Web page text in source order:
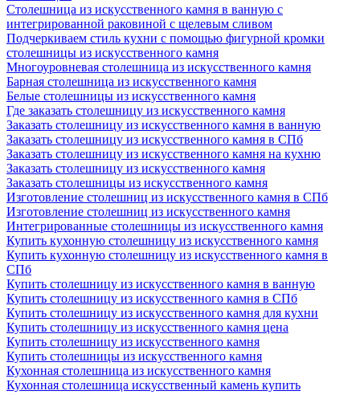
Столешница из искусственного камня в ванную с
интегрированной раковиной с щелевым сливом
Подчеркиваем стиль кухни с помощью фигурной кромки
столешницы из искусственного камня
Многоуровневая столешница из искусственного камня
Барная столешница из искусственного камня
Белые столешницы из искусственного камня
Где заказать столешницу из искусственного камня
Заказать столешницу из искусственного камня в ванную
Заказать столешницу из искусственного камня в СПб
Заказать столешницу из искусственного камня на кухню
Заказать столешницу из искусственного камня
Заказать столешницы из искусственного камня
Изготовление столешниц из искусственного камня в СПб
Изготовление столешниц из искусственного камня
Интегрированные столешницы из искусственного камня
Купить кухонную столешницу из искусственного камня
Купить кухонную столешницу из искусственного камня в
СПб
Купить столешницу из искусственного камня в ванную
Купить столешницу из искусственного камня в СПб
Купить столешницу из искусственного камня для кухни
Купить столешницу из искусственного камня цена
Купить столешницу из искусственного камня
Купить столешницы из искусственного камня
Кухонная столешница из искусственного камня
Кухонная столешница искусственный камень купить